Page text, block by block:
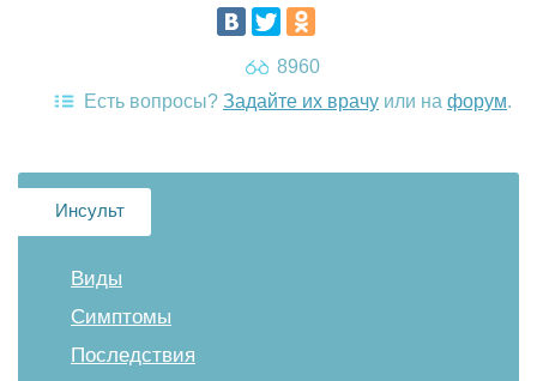
8960
Есть вопросы? Задайте их врачу или на форум.
Инсульт
Виды
Симптомы
Последствия